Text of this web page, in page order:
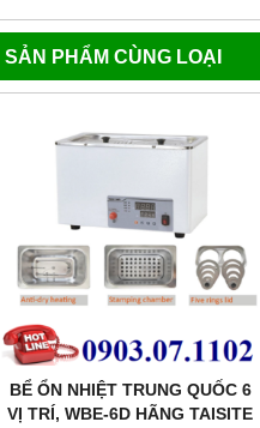
SẢN PHẨM CÙNG LOẠI
BỂ ỔN NHIỆT TRUNG QUỐC 6
VỊ TRÍ, WBE-6D HÃNG TAISITE